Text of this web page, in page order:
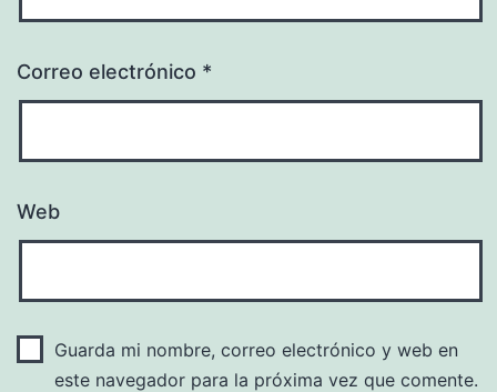
Correo electrónico *
Web
Guarda mi nombre, correo electrónico y web en
este navegador para la próxima vez que comente.